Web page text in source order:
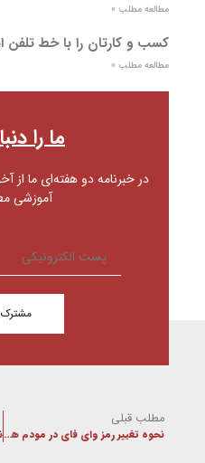
مطالعه مطلب »
کسب و کارتان را با خط تلفن
مطالعه مطلب »
ما را
در خبرنامه دو هفته‌ای ما از
آموزشی
مطلب قبلی
نحوه تغییر رمز وای فای در مودم ها ی DLink و Tp-Link